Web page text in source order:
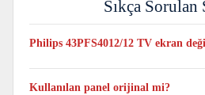
Sıkça Sorulan
Philips 43PFS4012/12 TV ekran
Genellikle aynı gün tamamlanır,
durumuna bağlı olarak en fazla 1 veya
Kullanılan panel orijinal mi?